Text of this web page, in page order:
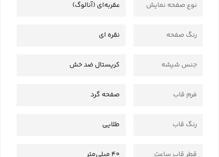
نوع صفحه نمایش عقربه‌ای (آنالوگ)
رنگ صفحه نقره ای
جنس شیشه کریستال ضد خش
فرم قاب صفحه گرد
رنگ قاب طلایی
قطر قاب ساعت 40 میلی‌متر